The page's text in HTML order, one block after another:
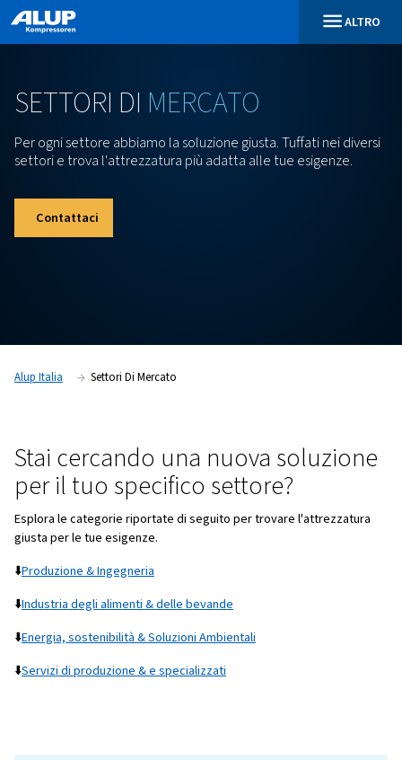
SETTORIDIMERCATO
Per ogni settore abbiamo la soluzione giusta.
settori e trova l'attrezzatura più adatta alle tue
Alup Italia Settori Di Mercato
Stai cercando una nuova
per il tuo specifico settore?
Esplora le categorie riportate di seguito per trovare
giusta per le tue esigenze.